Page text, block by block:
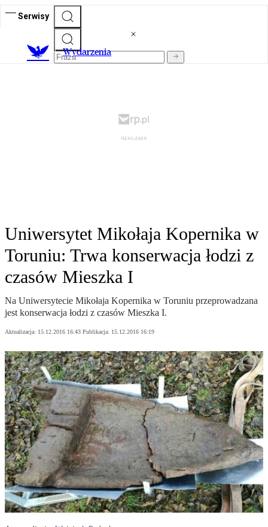
Serwisy
Wydarzenia
Uniwersytet Mikołaja Kopernika w
Toruniu: Trwa konserwacja łodzi z
czasów Mieszka I
Na Uniwersytecie Mikołaja Kopernika w Toruniu przeprowadzana
jest konserwacja łodzi z czasów Mieszka I.
Aktualizacja: 15.12.2016 16:43 Publikacja: 15.12.2016 16:19